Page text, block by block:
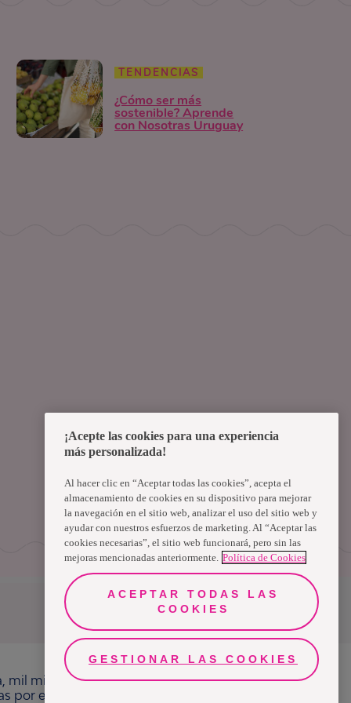
TENDENCIAS
¿Cómo ser más
sostenible? Aprende
con Nosotras Uruguay
Uruguay
mil millones de personas, en todo el mundo,
por el bienestar en beneficio de consumidores,
¡Acepte las cookies para una experiencia
más personalizada!
Al hacer clic en “Aceptar todas las cookies”, acepta el
almacenamiento de cookies en su dispositivo para mejorar
la navegación en el sitio web, analizar el uso del sitio web y
ayudar con nuestros esfuerzos de marketing. Al “Aceptar las
cookies necesarias”, el sitio web funcionará, pero sin las
mejoras mencionadas anteriormente. Política de Cookies
ACEPTAR TODAS LAS
COOKIES
GESTIONAR LAS COOKIES